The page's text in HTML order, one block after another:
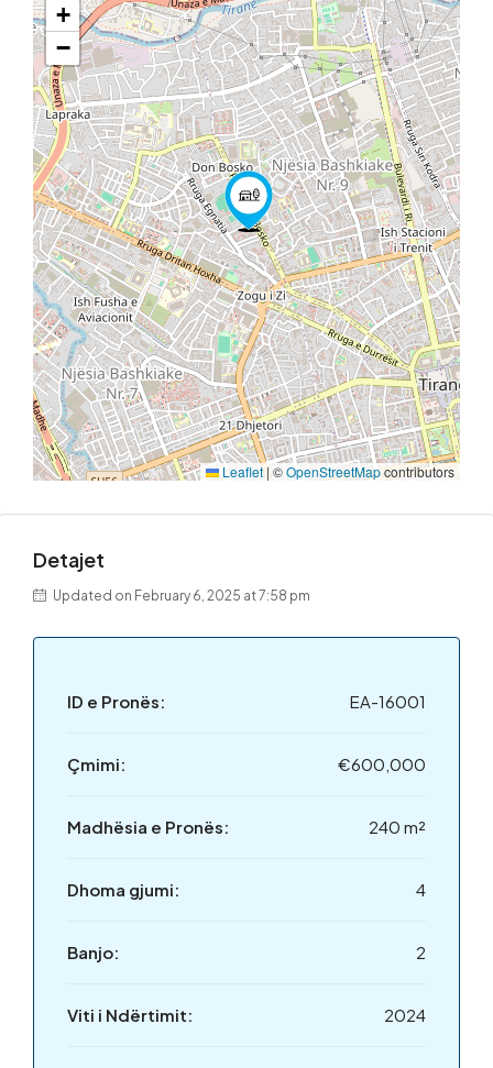
+
−
Leaflet |©OpenStreetMapcontributors
Detajet
Updated on February 6, 2025 at 7:58 pm
ID e Pronës: EA-16001
Çmimi: €600,000
Madhësia e Pronës: 240 m²
Dhoma gjumi: 4
Banjo: 2
Viti i Ndërtimit: 2024